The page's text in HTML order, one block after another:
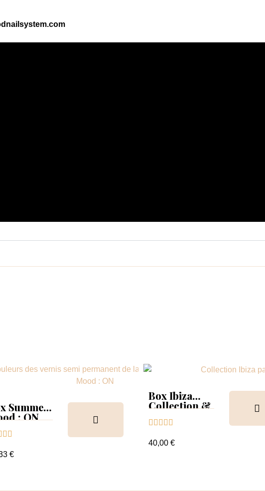
Summer
: ON
&
 
€
Box Ibiza
Collection &
    
40,00 €